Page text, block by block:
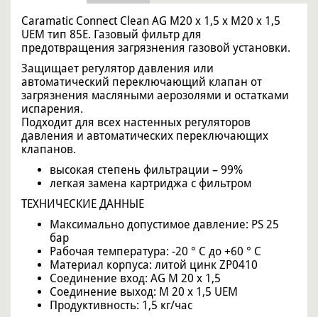
Caramatic Connect Clean AG M20 x 1,5 x M20 x 1,5
UEM тип 85Е. Газовый фильтр для
предотвращения загрязнения газовой установки.
Защищает регулятор давления или
автоматический переключающий клапан от
загрязнения масляными аерозолями и остатками
испарения.
Подходит для всех настенных регуляторов
давления и автоматических переключающих
клапанов.
высокая степень фильтрации – 99%
легкая замена картриджа с фильтром
ТЕХНИЧЕСКИЕ ДАННЫЕ
Максимально допустимое давление: PS 25
бар
Рабочая температура: -20 ° C до +60 ° C
Материал корпуса: литой цинк ZP0410
Соединение вход: AG M 20 x 1,5
Соединение выход: M 20 x 1,5 UEM
Продуктивность: 1,5 кг/час